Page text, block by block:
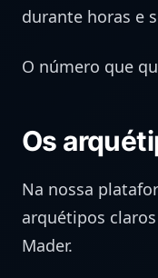
durante horas e
O número que
Os
Na nossa
arquétipos
Mader.